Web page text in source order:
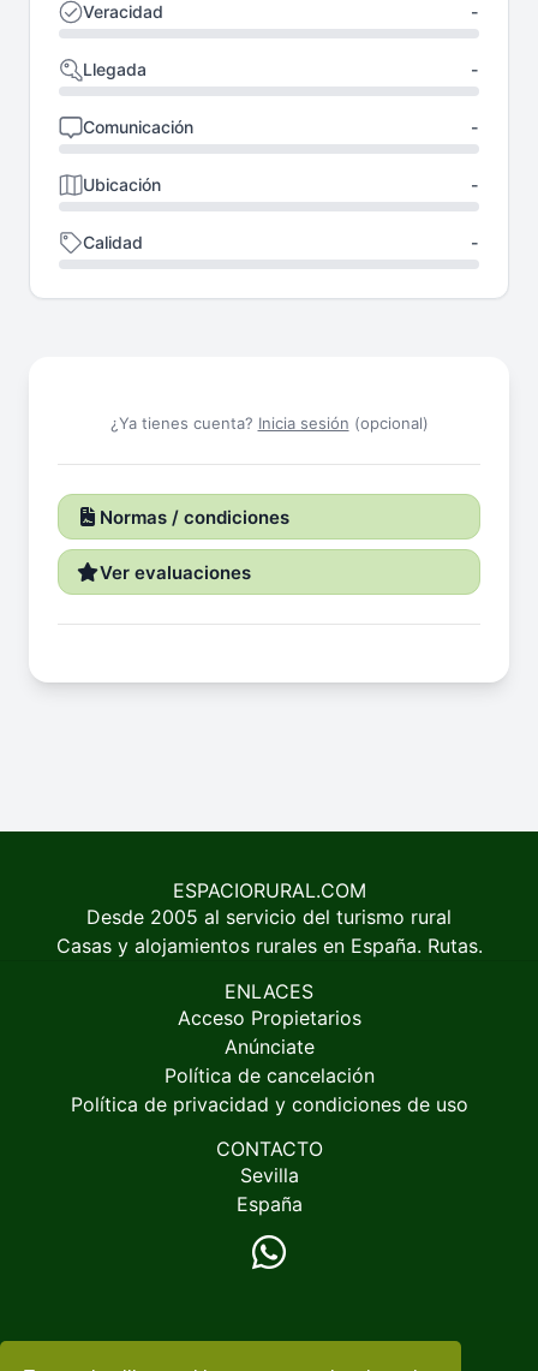
Veracidad -
Llegada -
Comunicación -
Ubicación -
Calidad -
¿Ya tienes cuenta? Inicia sesión (opcional)
Normas / condiciones
Ver evaluaciones
ESPACIORURAL.COM
Desde 2005 al servicio del turismo rural
Casas y alojamientos rurales en España. Rutas.
ENLACES
Acceso Propietarios
Anúnciate
Política de cancelación
Política de privacidad y condiciones de uso
CONTACTO
Sevilla
España